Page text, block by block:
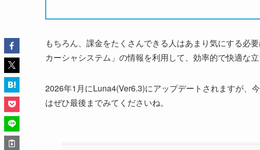
もちろん、課金をたくさんできる人はあまり気にする必
カーシャシステム」の情報を利用して、効率的で快適な
2026年1月にLuna4(Ver6.3)にアップデートされますが、
はぜひ最後までみてくださいね。